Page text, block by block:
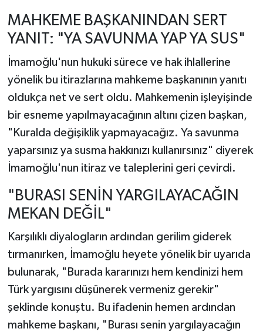
MAHKEME BAŞKANINDAN SERT
YANIT: "YA SAVUNMA YAP YA SUS"
İmamoğlu'nun hukuki sürece ve hak ihlallerine
yönelik bu itirazlarına mahkeme başkanının yanıtı
oldukça net ve sert oldu. Mahkemenin işleyişinde
bir esneme yapılmayacağının altını çizen başkan,
"Kuralda değişiklik yapmayacağız. Ya savunma
yaparsınız ya susma hakkınızı kullanırsınız" diyerek
İmamoğlu'nun itiraz ve taleplerini geri çevirdi.
"BURASI SENİN YARGILAYACAĞIN
MEKAN DEĞİL"
Karşılıklı diyalogların ardından gerilim giderek
tırmanırken, İmamoğlu heyete yönelik bir uyarıda
bulunarak, "Burada kararınızı hem kendinizi hem
Türk yargısını düşünerek vermeniz gerekir"
şeklinde konuştu. Bu ifadenin hemen ardından
mahkeme başkanı, "Burası senin yargılayacağın